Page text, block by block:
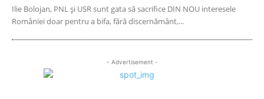
Ilie Bolojan, PNL și USR sunt gata să sacrifice DIN NOU interesele
României doar pentru a bifa, fără discernământ,...
- Advertisement -